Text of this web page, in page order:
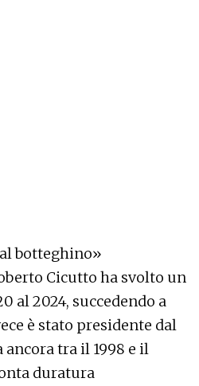
botteghino»
Cicutto ha svolto un
al 2024, succedendo a
è stato presidente dal
tra il 1998 e il
duratura